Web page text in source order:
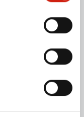
von trockenen,